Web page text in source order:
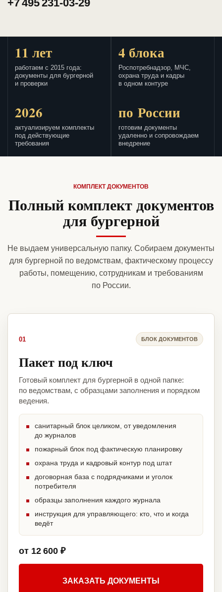
+7 495 231-03-29
11 лет
работаем с 2015 года:
документы для бургерной
и проверки
4 блока
Роспотребнадзор, МЧС,
охрана труда и кадры
в одном контуре
2026
актуализируем комплекты
под действующие
требования
по России
готовим документы
удаленно и сопровождаем
внедрение
КОМПЛЕКТ ДОКУМЕНТОВ
Полный комплект документов
для бургерной
Не выдаем универсальную папку. Собираем документы
для бургерной по ведомствам, фактическому процессу
работы, помещению, сотрудникам и требованиям
по России.
01 БЛОК ДОКУМЕНТОВ
Пакет под ключ
Готовый комплект для бургерной в одной папке:
по ведомствам, с образцами заполнения и порядком
ведения.
санитарный блок целиком, от уведомления
до журналов
пожарный блок под фактическую планировку
охрана труда и кадровый контур под штат
договорная база с подрядчиками и уголок
потребителя
образцы заполнения каждого журнала
инструкция для управляющего: кто, что и когда
ведёт
от 12 600 ₽
ЗАКАЗАТЬ ДОКУМЕНТЫ